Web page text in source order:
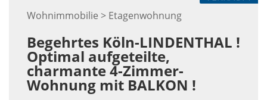
Wohnimmobilie > Etagenwohnung
Begehrtes Köln-LINDENTHAL !
Optimal aufgeteilte,
charmante 4-Zimmer-
Wohnung mit BALKON !